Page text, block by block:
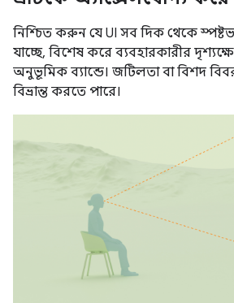
নিশ্চিত করুন যে UI সব দিক থেকে
যাচ্ছে, বিশেষ করে ব্যবহারকারীর
অনুভূমিক ব্যান্ডে। জটিলতা বা বিশদ
বিভ্রান্ত করতে পারে।